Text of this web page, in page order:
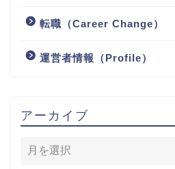
転職（Career Change）
運営者情報（Profile）
アーカイブ